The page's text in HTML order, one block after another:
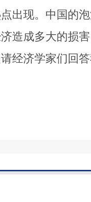
出现。中国的
造成多大的损
济学家们回答